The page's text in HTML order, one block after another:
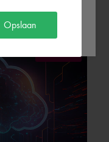
Opslaan